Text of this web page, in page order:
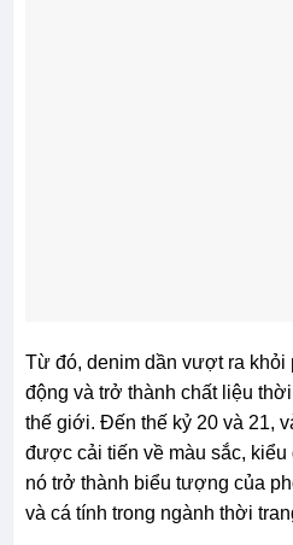
Từ đó, denim dần vượt ra khỏi
động và trở thành chất liệu
thế giới. Đến thế kỷ 20 và 21,
được cải tiến về màu sắc, kiểu
nó trở thành biểu tượng của
và cá tính trong ngành thời